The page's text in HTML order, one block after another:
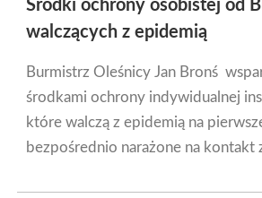
Środki ochrony osobistej od
walczących z epidemią
Burmistrz Oleśnicy Jan Bronś
środkami ochrony indywidualnej
które walczą z epidemią na
bezpośrednio narażone na kontakt